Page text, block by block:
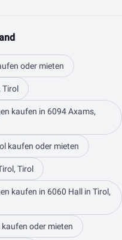
oder mieten
Tirol
kaufen in 6094 Axams,
kaufen oder mieten
Tirol
kaufen in 6060 Hall in Tirol,
oder mieten